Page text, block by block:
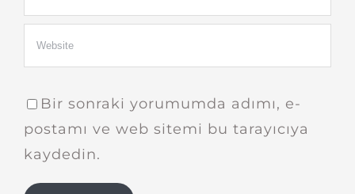
Bir sonraki yorumumda adımı, e-
postamı ve web sitemi bu tarayıcıya
kaydedin.